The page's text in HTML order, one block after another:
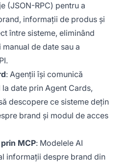
(JSON-RPC) pentru a
informații de produs și
între sisteme, eliminând
de date sau a
: Agenții își comunică
date prin Agent Cards,
descopere ce sisteme dețin
brand și modul de acces
MCP: Modelele AI
informații despre brand din